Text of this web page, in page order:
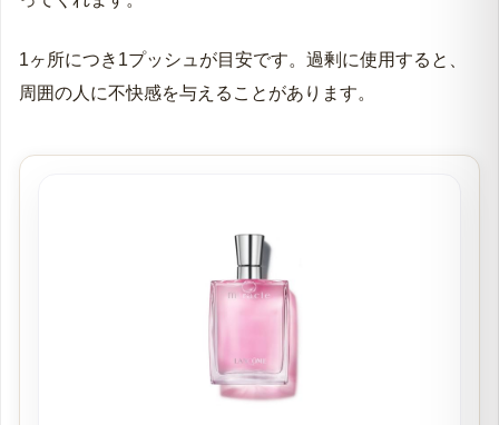
1ヶ所につき1プッシュが目安です。過剰に使用すると、
周囲の人に不快感を与えることがあります。